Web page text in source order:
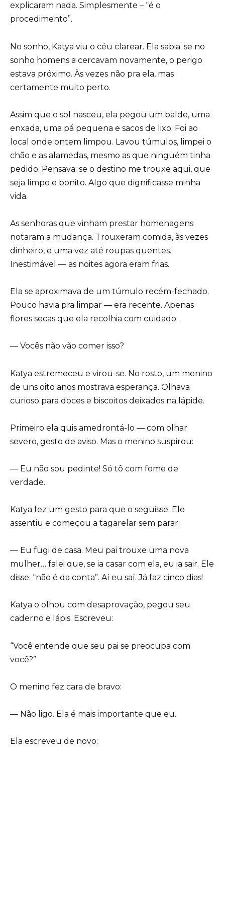
explicaram nada. Simplesmente – “é o
procedimento”.
No sonho, Katya viu o céu clarear. Ela sabia: se no
sonho homens a cercavam novamente, o perigo
estava próximo. Às vezes não pra ela, mas
certamente muito perto.
Assim que o sol nasceu, ela pegou um balde, uma
enxada, uma pá pequena e sacos de lixo. Foi ao
local onde ontem limpou. Lavou túmulos, limpei o
chão e as alamedas, mesmo as que ninguém tinha
pedido. Pensava: se o destino me trouxe aqui, que
seja limpo e bonito. Algo que dignificasse minha
vida.
As senhoras que vinham prestar homenagens
notaram a mudança. Trouxeram comida, às vezes
dinheiro, e uma vez até roupas quentes.
Inestimável — as noites agora eram frias.
Ela se aproximava de um túmulo recém-fechado.
Pouco havia pra limpar — era recente. Apenas
flores secas que ela recolhia com cuidado.
— Vocês não vão comer isso?
Katya estremeceu e virou-se. No rosto, um menino
de uns oito anos mostrava esperança. Olhava
curioso para doces e biscoitos deixados na lápide.
Primeiro ela quis amedrontá-lo — com olhar
severo, gesto de aviso. Mas o menino suspirou:
— Eu não sou pedinte! Só tô com fome de
verdade.
Katya fez um gesto para que o seguisse. Ele
assentiu e começou a tagarelar sem parar:
— Eu fugi de casa. Meu pai trouxe uma nova
mulher… falei que, se ia casar com ela, eu ia sair. Ele
disse: “não é da conta”. Aí eu saí. Já faz cinco dias!
Katya o olhou com desaprovação, pegou seu
caderno e lápis. Escreveu:
“Você entende que seu pai se preocupa com
você?”
O menino fez cara de bravo:
— Não ligo. Ela é mais importante que eu.
Ela escreveu de novo: